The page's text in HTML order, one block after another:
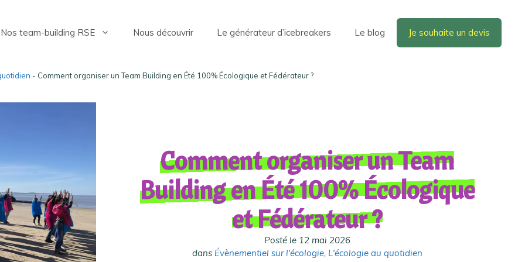
Nos team-building RSE Nous découvrir Le générateur d’icebreakers Le blog Je souhaite un devis
- Comment organiser un Team Building en Été 100% Écologique et Fédérateur ?
Comment organiser un Team
Building en Été 100% Écologique
et Fédérateur ?
Posté le 12 mai 2026
dans Évènementiel sur l'écologie, L'écologie au quotidien